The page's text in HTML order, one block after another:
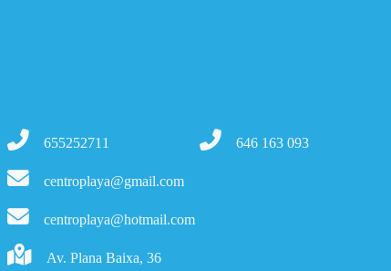
655252711 646 163 093
centroplaya@gmail.com
centroplaya@hotmail.com
Av. Plana Baixa, 36